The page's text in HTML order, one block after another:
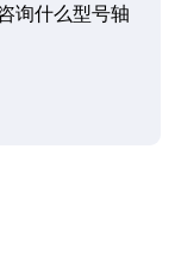
询什么型号轴